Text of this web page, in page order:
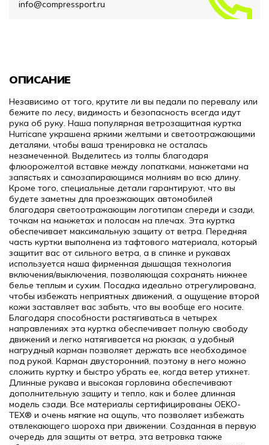
info@compressport.ru
ОПИСАНИЕ
Независимо от того, крутите ли вы педали по перевалу или
бежите по лесу, видимость и безопасность всегда идут
рука об руку. Наша популярная ветрозащитная куртка
Hurricane украшена яркими желтыми и светоотражающими
деталями, чтобы ваша тренировка не осталась
незамеченной. Выделитесь из толпы благодаря
флюорожелтой вставке между лопатками, манжетами на
запястьях и самозапирающимся молниям во всю длину.
Кроме того, специальные детали гарантируют, что вы
будете заметны для проезжающих автомобилей
благодаря светоотражающим логотипам спереди и сзади,
точкам на манжетах и полосам на плечах. Эта куртка
обеспечивает максимальную защиту от ветра. Передняя
часть куртки выполнена из тафтового материала, который
защитит вас от сильного ветра, а в спинке и рукавах
используется наша фирменная дышащая технология
включения/выключения, позволяющая сохранять нижнее
белье теплым и сухим. Посадка идеально отрегулирована,
чтобы избежать неприятных движений, а ощущение второй
кожи заставляет вас забыть, что вы вообще его носите.
Благодаря способности растягиваться в четырех
направлениях эта куртка обеспечивает полную свободу
движений и легко натягивается на рюкзак, а удобный
нагрудный карман позволяет держать все необходимое
под рукой. Карман двусторонний, поэтому в него можно
сложить куртку и быстро убрать ее, когда ветер утихнет.
Длинные рукава и высокая горловина обеспечивают
дополнительную защиту и тепло, как и более длинная
модель сзади. Все материалы сертифицированы OEKO-
TEX® и очень мягкие на ощупь, что позволяет избежать
отвлекающего шороха при движении. Созданная в первую
очередь для защиты от ветра, эта ветровка также